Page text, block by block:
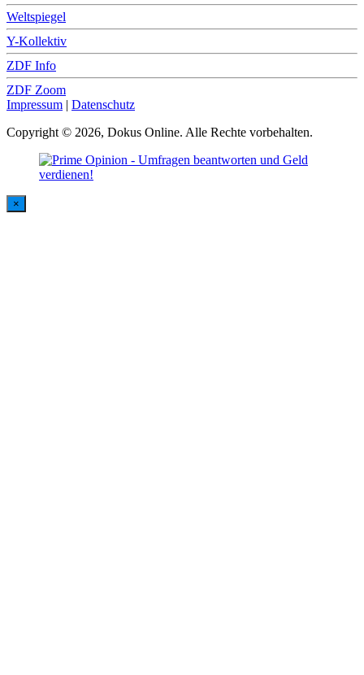
Weltspiegel
Y-Kollektiv
ZDF Info
ZDF Zoom
Impressum | Datenschutz
Copyright © 2026, Dokus Online. Alle Rechte vorbehalten.
×